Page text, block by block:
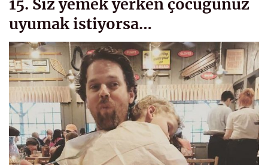
15. Siz yemek yerken çocuğunuz
uyumak istiyorsa…